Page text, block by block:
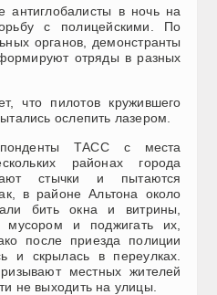
антиглобалисты в ночь на
с полицейскими. По
органов, демонстранты
отряды в разных
что пилотов кружившего
ослепить лазером.
ТАСС с места
районах города
стычки и пытаются
в районе Альтона около
бить окна и витрины,
мусором и поджигать их,
после приезда полиции
и скрылась в переулках.
местных жителей
не выходить на улицы.